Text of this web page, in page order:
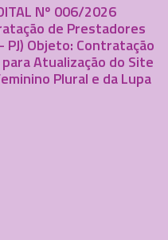
Nº 006/2026
de Prestadores
PJ) Objeto: Contratação
Atualização do Site
Plural e da Lupa